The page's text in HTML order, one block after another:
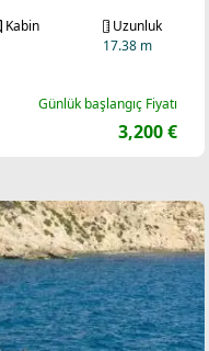
Günlük başlangıç Fiyatı
3,200 €
Kabin
Uzunluk
17.38 m